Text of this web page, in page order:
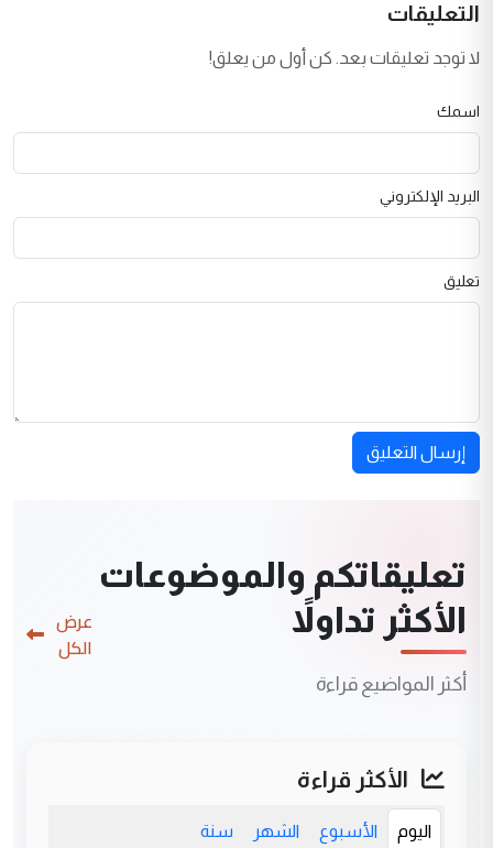
التعليقات
لا توجد تعليقات بعد. كن أول من يعلق!
اسمك
البريد الإلكتروني
تعليق
إرسال التعليق
تعليقاتكم والموضوعات
الأكثر تداولاً
أكثر المواضيع قراءة
عرض
الكل
الأكثر قراءة
اليوم الأسبوع الشهر سنة